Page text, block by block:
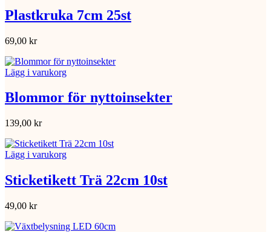
Plastkruka 7cm 25st
69,00 kr
Lägg i varukorg
Blommor för nyttoinsekter
139,00 kr
Lägg i varukorg
Sticketikett Trä 22cm 10st
49,00 kr